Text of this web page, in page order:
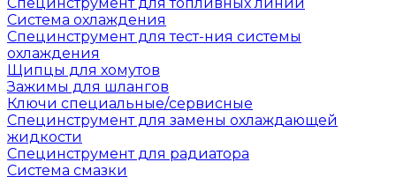
Система охлаждения
Специнструмент для тест-ния системы
охлаждения
Щипцы для хомутов
Зажимы для шлангов
Ключи специальные/сервисные
Специнструмент для замены охлаждающей
жидкости
Специнструмент для радиатора
Система смазки